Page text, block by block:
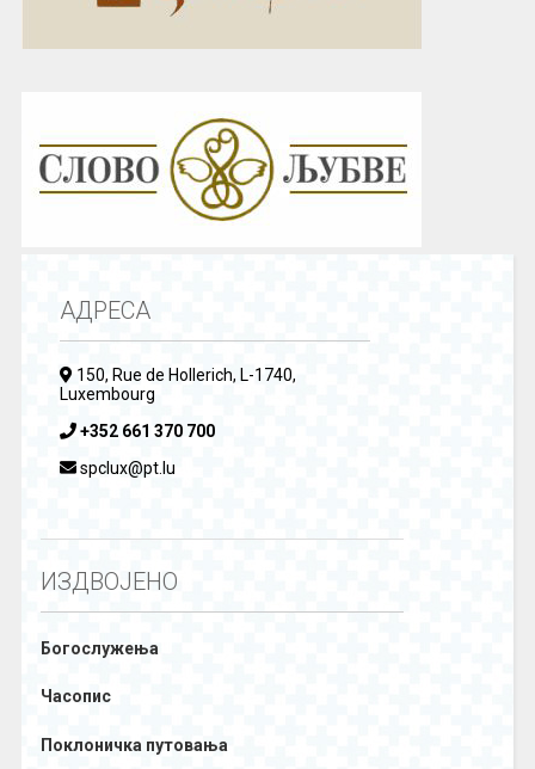
АДРЕСА
150, Rue de Hollerich, L-1740,
Luxembourg
+352 661 370 700
spclux@pt.lu
ИЗДВОЈЕНО
Богослужења
Часопис
Поклоничка путовања